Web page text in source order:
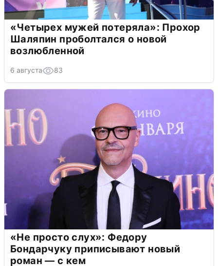
«Четырех мужей потеряла»: Прохор
Шаляпин проболтался о новой
возлюбленной
6 августа 83
«Не просто слух»: Федору
Бондарчуку приписывают новый
роман — с кем